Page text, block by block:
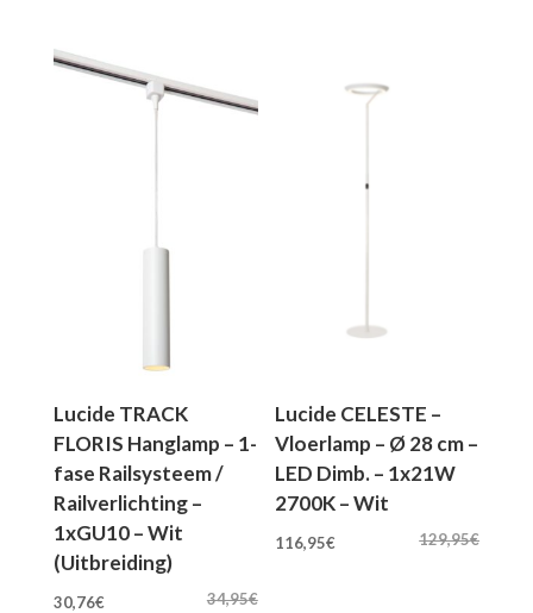
34,95€.30,76€.
Lucide TRACK
FLORIS Hanglamp – 1-
fase Railsysteem /
Railverlichting –
1xGU10 – Wit
(Uitbreiding)
34,95€
Oorspronkelijke
30,76€Huidige
Lucide CELESTE –
Vloerlamp – Ø 28 cm –
LED Dimb. – 1x21W
2700K – Wit
129,95€
Oorspronkelijke
116,95€